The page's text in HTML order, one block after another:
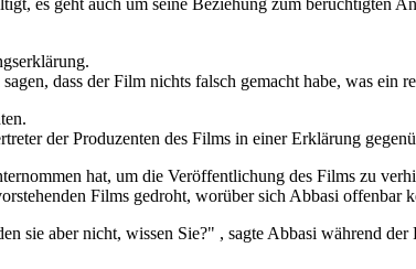
dass der Film nichts falsch gemacht habe, was ein
der Produzenten des Films in einer Erklärung
hat, um die Veröffentlichung des Films zu
Films gedroht, worüber sich Abbasi offenbar
sie aber nicht, wissen Sie?" , sagte Abbasi während der